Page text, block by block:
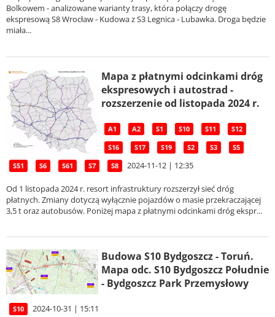
Bolkowem - analizowane warianty trasy, która połączy drogę
ekspresową S8 Wrocław - Kudowa z S3 Legnica - Lubawka. Droga będzie
miała...
Mapa z płatnymi odcinkami dróg
ekspresowych i autostrad -
rozszerzenie od listopada 2024 r.
A1 A2 S1 S10 S11 S12
S16 S17 S19 S2 S3 S5
S51 S6 S61 S7 S8 2024-11-12 | 12:35
Od 1 listopada 2024 r. resort infrastruktury rozszerzył sieć dróg
płatnych. Zmiany dotyczą wyłącznie pojazdów o masie przekraczającej
3,5 t oraz autobusów. Poniżej mapa z płatnymi odcinkami dróg ekspr...
Budowa S10 Bydgoszcz - Toruń.
Mapa odc. S10 Bydgoszcz Południe
- Bydgoszcz Park Przemysłowy
S10 2024-10-31 | 15:11